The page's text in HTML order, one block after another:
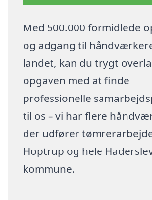
Med 500.000 formidlede
og adgang til
landet, kan du trygt
opgaven med at finde
professionelle
til os – vi har flere
der udfører
Hoptrup og hele
kommune.